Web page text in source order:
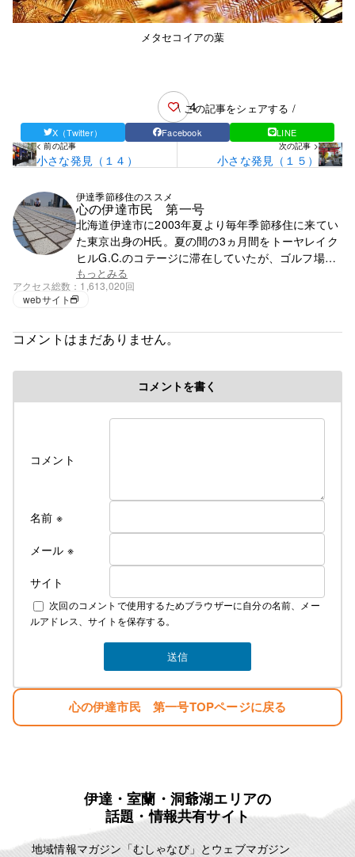
メタセコイアの葉
4
\ この記事をシェアする /
X（Twitter） Facebook LINE
< 前の記事
小さな発見（１４）
次の記事 >
小さな発見（１５）
伊達季節移住のススメ
心の伊達市民 第一号
北海道伊達市に2003年夏より毎年季節移住に来てい
た東京出身のH氏。夏の間の3ヵ月間をトーヤレイク
ヒルG.C.のコテージに滞在していたが、ゴルフ場の
閉鎖で滞在先を失う。それ以降は行く先が無く、都
心で徘徊の毎日。
もっとみる
アクセス総数
1,613,020回
webサイト
コメントはまだありません。
コメントを書く
コメント
名前 ※
メール ※
サイト
次回のコメントで使用するためブラウザーに自分の名前、メー
ルアドレス、サイトを保存する。
心の伊達市民 第一号TOPページに戻る
伊達・室蘭・洞爺湖エリアの
話題・情報共有サイト
地域情報マガジン「むしゃなび」とウェブマガジン